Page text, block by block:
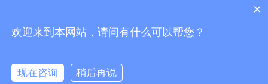
创建一流乳品畜牧设备企业
×
欢迎来到本网站，请问有什么可以帮您？
现在咨询 稍后再说